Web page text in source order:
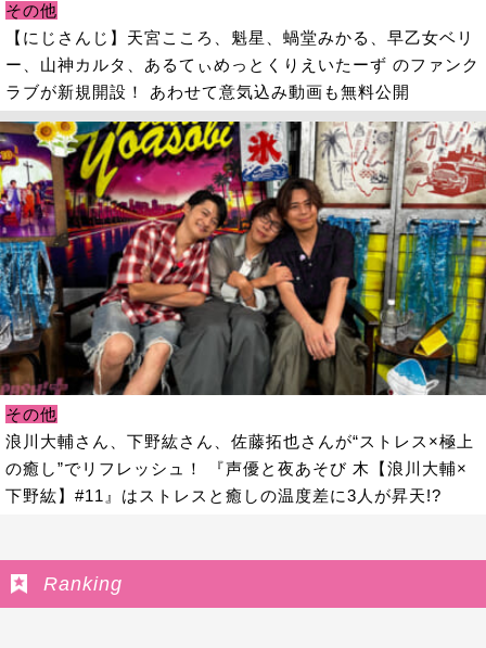
その他
【にじさんじ】天宮こころ、魁星、蝸堂みかる、早乙女ベリ
ー、山神カルタ、あるてぃめっとくりえいたーず のファンク
ラブが新規開設！ あわせて意気込み動画も無料公開
その他
浪川大輔さん、下野紘さん、佐藤拓也さんが“ストレス×極上
の癒し”でリフレッシュ！ 『声優と夜あそび 木【浪川大輔×
下野紘】#11』はストレスと癒しの温度差に3人が昇天!?
Ranking